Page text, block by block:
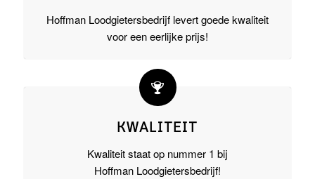
Hoffman Loodgietersbedrijf levert goede kwaliteit
voor een eerlijke prijs!
KWALITEIT
Kwaliteit staat op nummer 1 bij
Hoffman Loodgietersbedrijf!